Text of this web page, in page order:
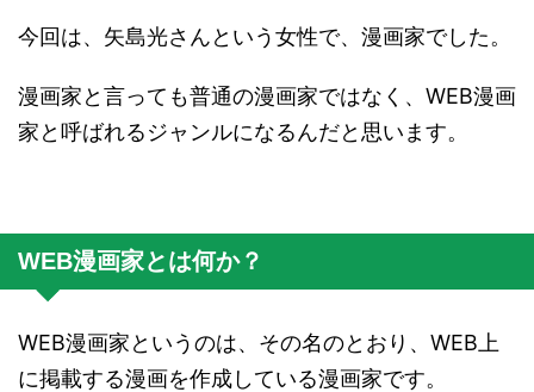
今回は、矢島光さんという女性で、漫画家でした。
漫画家と言っても普通の漫画家ではなく、WEB漫画
家と呼ばれるジャンルになるんだと思います。
WEB漫画家とは何か？
WEB漫画家というのは、その名のとおり、WEB上
に掲載する漫画を作成している漫画家です。